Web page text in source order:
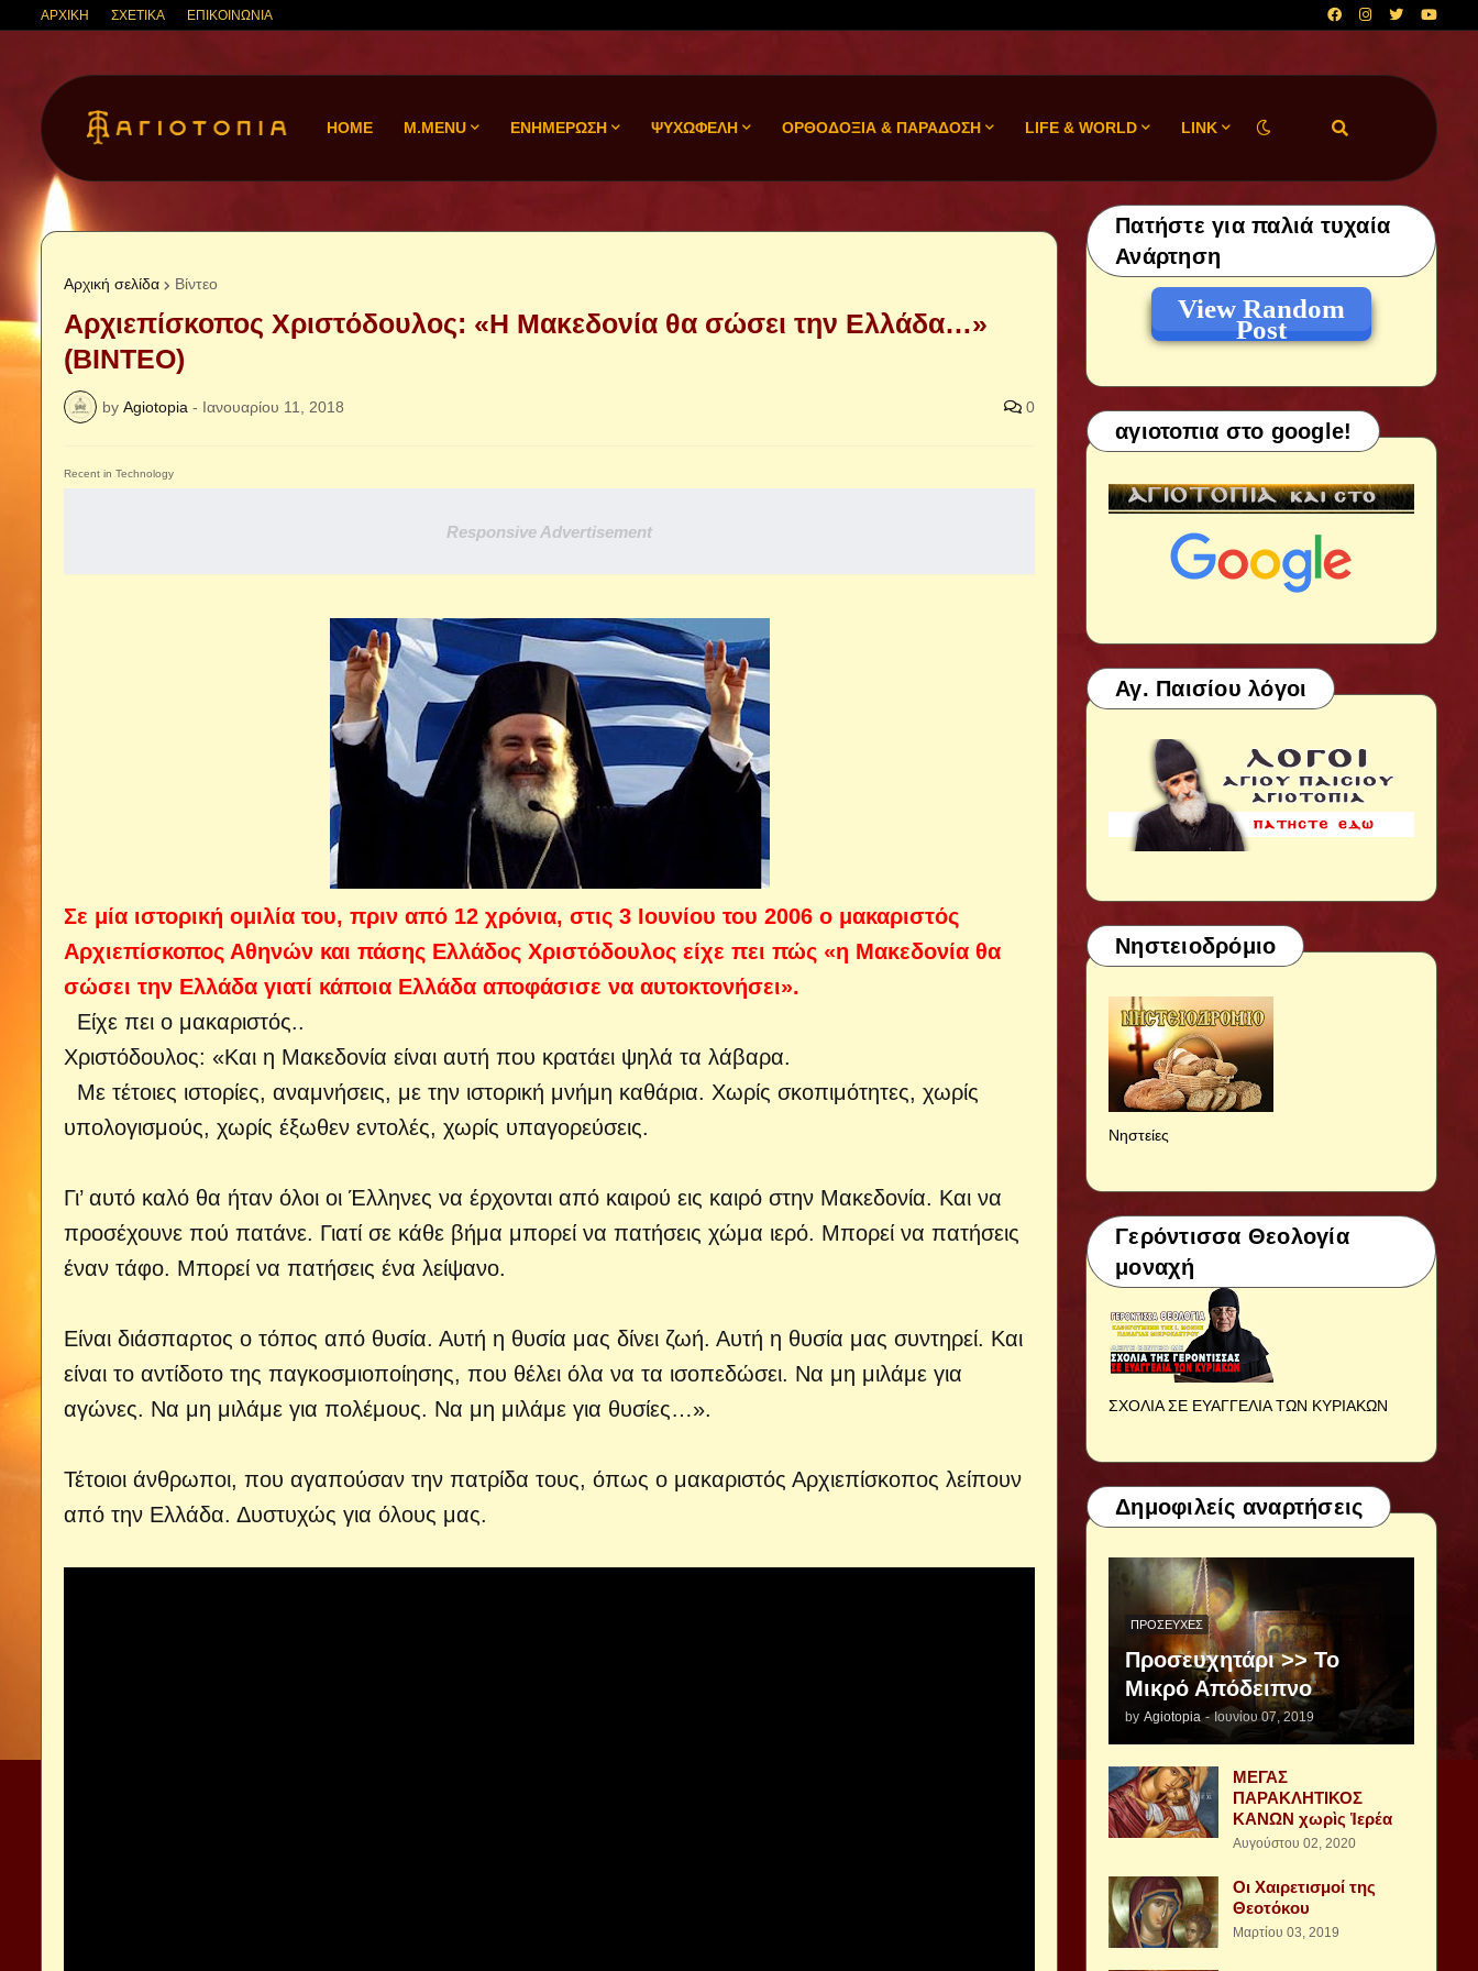
ΑΡΧΙΚΗ ΣΧΕΤΙΚΑ ΕΠΙΚΟΙΝΩΝΙΑ
HOME M.MENU ΕΝΗΜΕΡΩΣΗ ΨΥΧΩΦΕΛΗ ΟΡΘΟΔΟΞΙΑ & ΠΑΡΑΔΟΣΗ LIFE & WORLD LINK
Αρχική σελίδα Βίντεο
Αρχιεπίσκοπος Χριστόδουλος: «Η Μακεδονία θα σώσει την Ελλάδα…»
(ΒΙΝΤΕΟ)
by Agiotopia - Ιανουαρίου 11, 2018 0
Recent in Technology
Responsive Advertisement
Σε μία ιστορική ομιλία του, πριν από 12 χρόνια, στις 3 Ιουνίου του 2006 ο μακαριστός
Αρχιεπίσκοπος Αθηνών και πάσης Ελλάδος Χριστόδουλος είχε πει πώς «η Μακεδονία θα
σώσει την Ελλάδα γιατί κάποια Ελλάδα αποφάσισε να αυτοκτονήσει».
Είχε πει ο μακαριστός..
Χριστόδουλος: «Και η Μακεδονία είναι αυτή που κρατάει ψηλά τα λάβαρα.
Με τέτοιες ιστορίες, αναμνήσεις, με την ιστορική μνήμη καθάρια. Χωρίς σκοπιμότητες, χωρίς
υπολογισμούς, χωρίς έξωθεν εντολές, χωρίς υπαγορεύσεις.
Γι’ αυτό καλό θα ήταν όλοι οι Έλληνες να έρχονται από καιρού εις καιρό στην Μακεδονία. Και να
προσέχουνε πού πατάνε. Γιατί σε κάθε βήμα μπορεί να πατήσεις χώμα ιερό. Μπορεί να πατήσεις
έναν τάφο. Μπορεί να πατήσεις ένα λείψανο.
Είναι διάσπαρτος ο τόπος από θυσία. Αυτή η θυσία μας δίνει ζωή. Αυτή η θυσία μας συντηρεί. Και
είναι το αντίδοτο της παγκοσμιοποίησης, που θέλει όλα να τα ισοπεδώσει. Να μη μιλάμε για
αγώνες. Να μη μιλάμε για πολέμους. Να μη μιλάμε για θυσίες…».
Τέτοιοι άνθρωποι, που αγαπούσαν την πατρίδα τους, όπως ο μακαριστός Αρχιεπίσκοπος λείπουν
από την Ελλάδα. Δυστυχώς για όλους μας.
Πατήστε για παλιά τυχαία
Ανάρτηση
View Random
Post
αγιοτοπια στο google!
Αγ. Παισίου λόγοι
Νηστειοδρόμιο
Νηστείες
Γερόντισσα Θεολογία
μοναχή
ΣΧΟΛΙΑ ΣΕ ΕΥΑΓΓΕΛΙΑ ΤΩΝ ΚΥΡΙΑΚΩΝ
Δημοφιλείς αναρτήσεις
ΠΡΟΣΕΥΧΈΣ
Προσευχητάρι >> Το
Μικρό Απόδειπνο
by Agiotopia - Ιουνίου 07, 2019
ΜΕΓΑΣ
ΠΑΡΑΚΛΗΤΙΚΟΣ
ΚΑΝΩΝ χωρὶς Ἱερέα
Αυγούστου 02, 2020
Οι Χαιρετισμοί της
Θεοτόκου
Μαρτίου 03, 2019